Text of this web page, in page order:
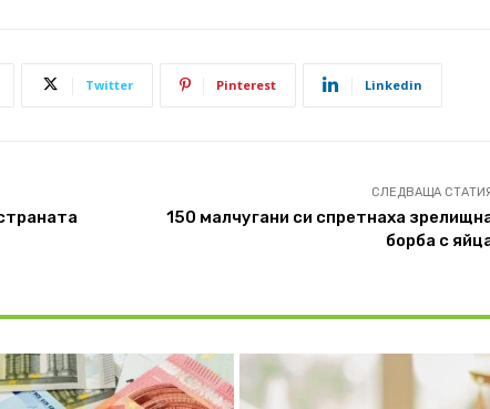
Twitter Pinterest Linkedin
СЛЕДВАЩА
150 малчугани си спретнаха
борба с